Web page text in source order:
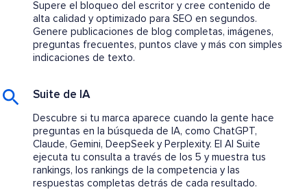
Supere el bloqueo del escritor y cree contenido de
alta calidad y optimizado para SEO en segundos.
Genere publicaciones de blog completas, imágenes,
preguntas frecuentes, puntos clave y más con simples
indicaciones de texto.
Suite de IA
Descubre si tu marca aparece cuando la gente hace
preguntas en la búsqueda de IA, como ChatGPT,
Claude, Gemini, DeepSeek y Perplexity. El AI Suite
ejecuta tu consulta a través de los 5 y muestra tus
rankings, los rankings de la competencia y las
respuestas completas detrás de cada resultado.